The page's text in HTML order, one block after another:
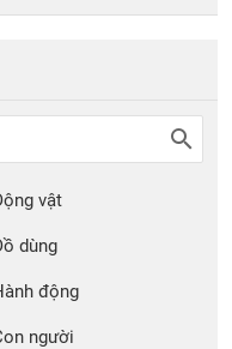
vật
dùng
động
người